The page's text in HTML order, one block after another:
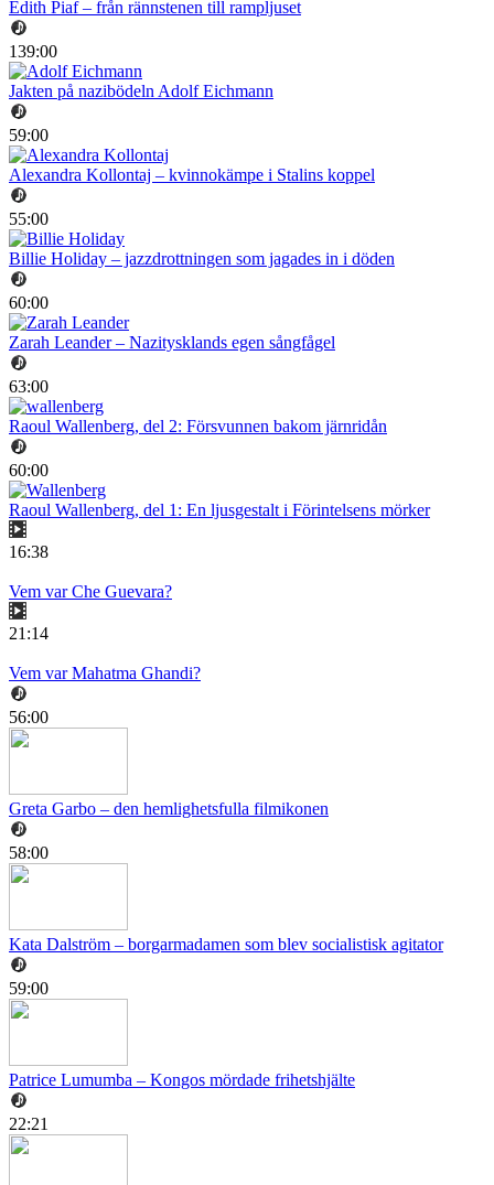
Edith Piaf – från rännstenen till rampljuset
139:00
Jakten på nazibödeln Adolf Eichmann
59:00
Alexandra Kollontaj – kvinnokämpe i Stalins koppel
55:00
Billie Holiday – jazzdrottningen som jagades in i döden
60:00
Zarah Leander – Nazitysklands egen sångfågel
63:00
Raoul Wallenberg, del 2: Försvunnen bakom järnridån
60:00
Raoul Wallenberg, del 1: En ljusgestalt i Förintelsens mörker
16:38
Vem var Che Guevara?
21:14
Vem var Mahatma Ghandi?
56:00
Greta Garbo – den hemlighetsfulla filmikonen
58:00
Kata Dalström – borgarmadamen som blev socialistisk agitator
59:00
Patrice Lumumba – Kongos mördade frihetshjälte
22:21